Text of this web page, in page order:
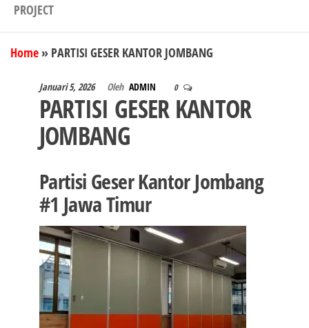
PROJECT
Home » PARTISI GESER KANTOR JOMBANG
Januari 5, 2026 Oleh ADMIN 0
PARTISI GESER KANTOR
JOMBANG
Partisi Geser Kantor Jombang
#1 Jawa Timur